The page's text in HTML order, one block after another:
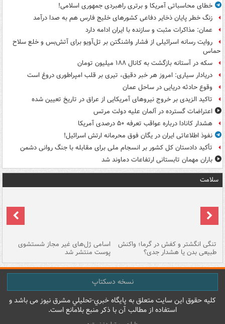
خطای محاسباتی آمریکا و برتری راهبردی جمهوری اسلامی!
زنگ خطر پایان ذخایر دفاعی کشورهای خلیج فارس هم به صدا درآمد
عمان: مذاکرات مثبت و سازنده با ایران ادامه دارد
روایت رسانه اسرائیلی از فشار واشنگتن بر تل‌آویو برای آتش‌بس و خلع سلاح
حماس
سکه در آستانه بازگشت به کانال ۱۸۸ میلیون تومان
دریادار سیاری: امروز هر خبر دقیق، تیری بر قلب امپراطوری دروغ است
وقوع حادثه دریایی در ساحل عمان
تاکید الزیدی بر خروج نیروهای آمریکایی از عراق در تاریخ تعیین شده
اعتراضات گسترده در آلمان علیه دولت مرتس
هشدار کانادا درباره عواقب تعرفه ۵۰ درصدی آمریکا
نفوذ اطلاعاتی ایران در یگان فوق محرمانه ارتش اسرائیل!
تأکید دادستان کل کشور بر انسجام ملی برای مقابله با جنگ روانی دشمن
باران مهمان تابستانی ارتفاعات دماوند شد
سلامت
تنگی انگشتر و کفش در گرما؛ واکنش
طبیعی بدن یا هشدار جدی؟
اسامی ژل‌های غیر مجاز شستشوی
پوست منتشر شد
نسخه دسکتاپ
کليه حقوق اين سايت متعلق به پایگاه خبري-تحليلي مشرق نيوز می باشد و
استفاده از مطالب آن با ذکر منبع بلامانع است.